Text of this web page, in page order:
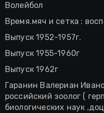
Волейбол
Время.мяч и сетка :
Выпуск 1952-1957г.
Выпуск 1955-1960г
Выпуск 1962г
Гаранин Валериан
российский зоолог (
биологических наук